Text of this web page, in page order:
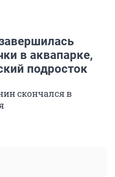
в аквапарке,
подросток
скончался в